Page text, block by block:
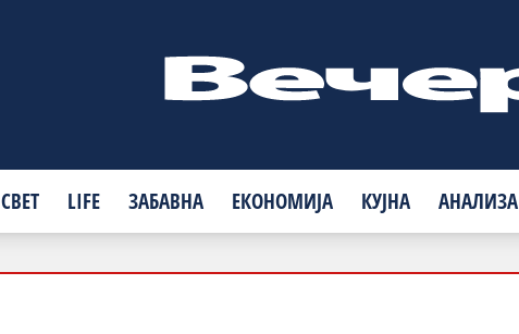
СВЕТ LIFE ЗАБАВНА ЕКОНОМИЈА КУЈНА АНАЛИЗА